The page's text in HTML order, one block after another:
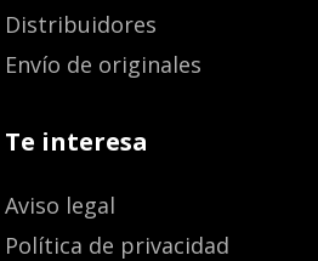
Distribuidores
Envío de originales
Te interesa
Aviso legal
Política de privacidad